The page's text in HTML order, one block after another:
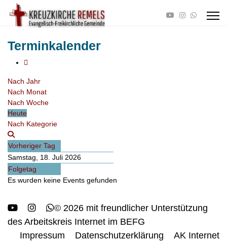
Terminkalender
Nach Jahr
Nach Monat
Nach Woche
Heute
Nach Kategorie
Vorheriger Tag
Samstag, 18. Juli 2026
Folgetag
Es wurden keine Events gefunden
© 2026 mit freundlicher Unterstützung
des Arbeitskreis Internet im BEFG
Impressum
Datenschutzerklärung
AK Internet